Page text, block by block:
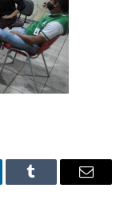
Tumblr
E-